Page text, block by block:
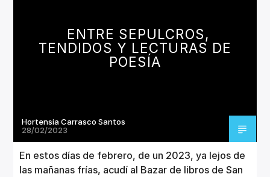
Invencible Radio
ENTRE SEPULCROS,
TENDIDOS Y LECTURAS DE
POESÍA
Hortensia Carrasco Santos
28/02/2023
En estos días de febrero, de un 2023, ya lejos de
las mañanas frías, acudí al Bazar de libros de San